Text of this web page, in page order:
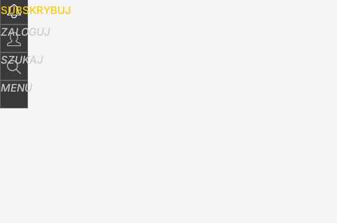
SUBSKRYBUJ
ZALOGUJ
SZUKAJ
MENU